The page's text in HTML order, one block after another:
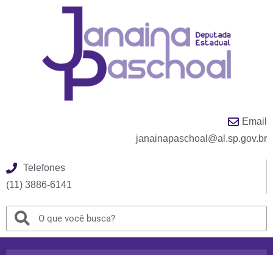
Email
janainapaschoal@al.sp.gov.br
Telefones
(11) 3886-6141